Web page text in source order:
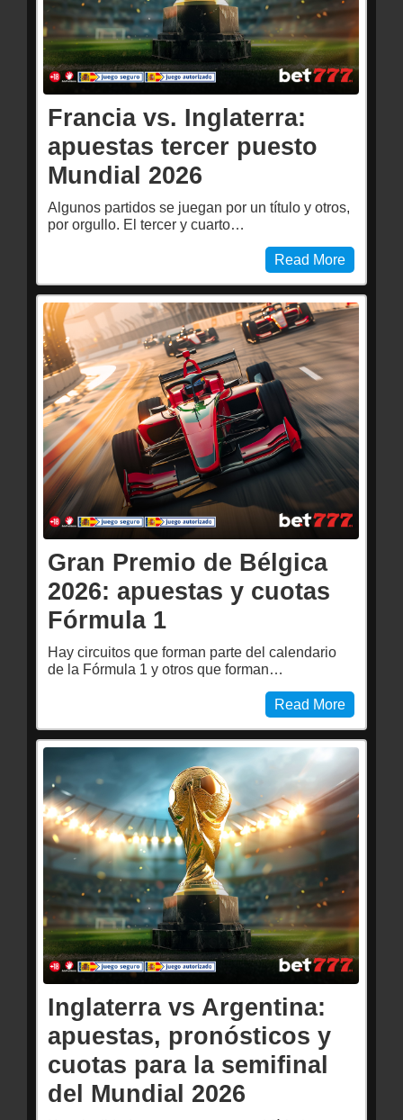
Francia vs. Inglaterra:
apuestas tercer puesto
Mundial 2026
Algunos partidos se juegan por un título y otros,
por orgullo. El tercer y cuarto…
Read More
Gran Premio de Bélgica
2026: apuestas y cuotas
Fórmula 1
Hay circuitos que forman parte del calendario
de la Fórmula 1 y otros que forman…
Read More
Inglaterra vs Argentina:
apuestas, pronósticos y
cuotas para la semifinal
del Mundial 2026